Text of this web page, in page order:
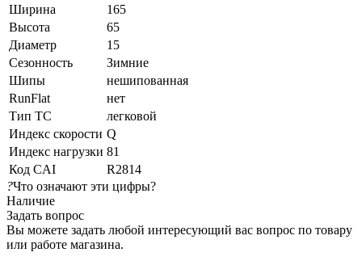
Ширина
165
Высота
65
Диаметр
15
Сезонность
Зимние
Шипы
нешипованная
RunFlat
нет
Тип ТС
легковой
Индекс скорости Q
Индекс нагрузки 81
Код CAI
R2814
?Что означают эти цифры?
Наличие
Задать вопрос
Вы можете задать любой интересующий вас вопрос по товару
или работе магазина.